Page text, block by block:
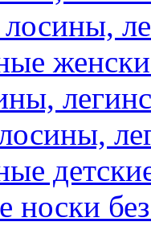
носки